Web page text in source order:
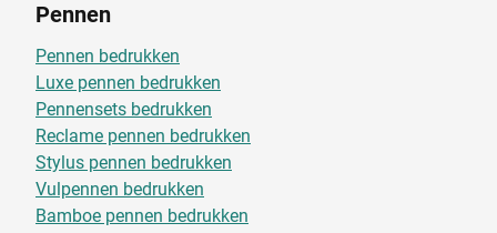
Pennen
Pennen bedrukken
Luxe pennen bedrukken
Pennensets bedrukken
Reclame pennen bedrukken
Stylus pennen bedrukken
Vulpennen bedrukken
Bamboe pennen bedrukken